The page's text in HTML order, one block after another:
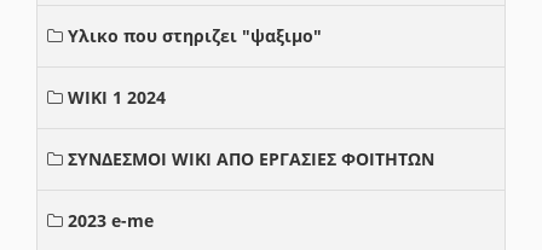
Υλικο που στηριζει "ψαξιμο"
WIKI 1 2024
ΣΥΝΔΕΣΜΟΙ WIKI ΑΠΟ ΕΡΓΑΣΙΕΣ ΦΟΙΤΗΤΩΝ
2023 e-me